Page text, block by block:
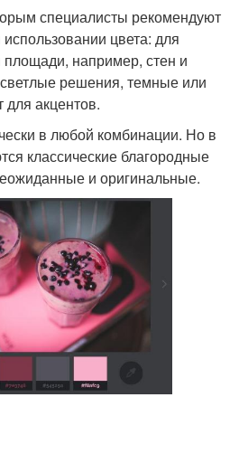
специалисты рекомендуют
цвета: для
например, стен и
решения, темные или
акцентов.
в любой комбинации. Но в
классические благородные
и оригинальные.